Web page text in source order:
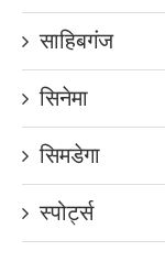
साहिबगंज
सिनेमा
सिमडेगा
स्पोर्ट्स